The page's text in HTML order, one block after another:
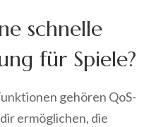
schnelle
für Spiele?
gehören QoS-
ermöglichen, die